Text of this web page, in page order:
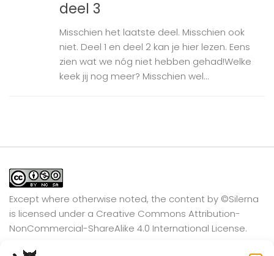
deel 3
Misschien het laatste deel. Misschien ook
niet. Deel 1 en deel 2 kan je hier lezen. Eens
zien wat we nóg niet hebben gehad!Welke
keek jij nog meer? Misschien wel...
Except where otherwise noted, the content by ©Silerna
is licensed under a Creative Commons Attribution-
NonCommercial-ShareAlike 4.0 International License.